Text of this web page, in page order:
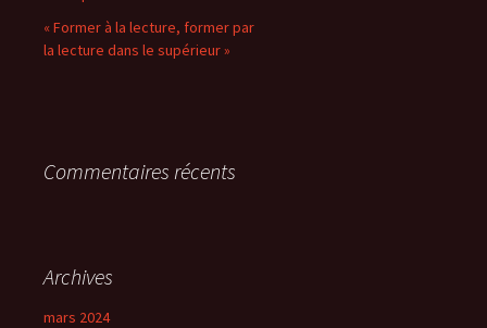
« Former à la lecture, former par
la lecture dans le supérieur »
Commentaires récents
Archives
mars 2024